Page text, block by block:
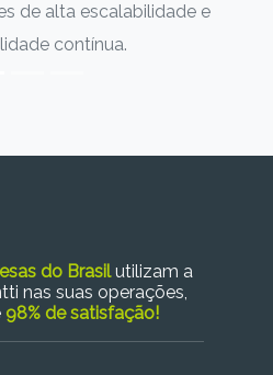
de alta escalabilidade e
contínua.
do Brasilutilizam a
nas suas operações,
98% de satisfação!